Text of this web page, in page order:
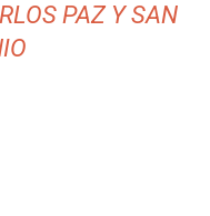
PAZ Y SAN